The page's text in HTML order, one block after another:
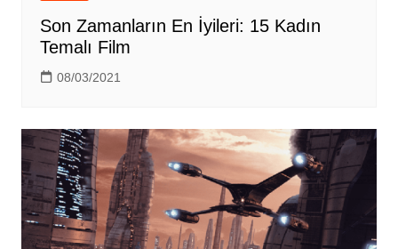
Son Zamanların En İyileri: 15 Kadın
Temalı Film
08/03/2021